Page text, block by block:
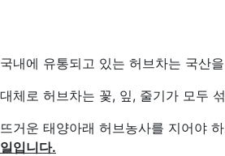
국내에 유통되고 있는 허브차는 국산
대체로 허브차는 꽃, 잎, 줄기가 모두
뜨거운 태양아래 허브농사를 지어야
일입니다.